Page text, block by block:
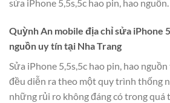
sửa iPhone 5,5s,5c hao pin, hao nguồn.
Quỳnh An mobile địa chỉ sửa iPhone
nguồn uy tín tại Nha Trang
Sửa iPhone 5,5s,5c hao pin, hao
đều diễn ra theo một quy trình thống
những rủi ro không đáng có trong quá